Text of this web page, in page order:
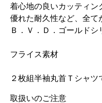
着心地の良いカッティン
優れた耐久性など、全て
Ｂ．Ｖ．Ｄ．ゴールド
フライス素材
２枚組半袖丸首Ｔシャツ
取扱いのご注意